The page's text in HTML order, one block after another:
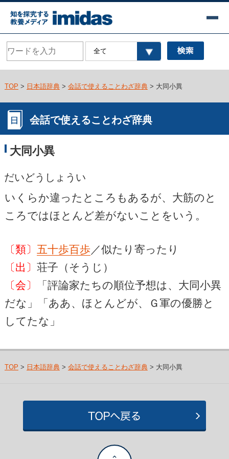
TOP > 日本語辞典> 会話で使えることわざ辞典> 大同小異
会話で使えることわざ辞典
大同小異
だいどうしょうい
いくらか違ったところもあるが、大筋のと
ころではほとんど差がないことをいう。
〔類〕 五十歩百歩／似たり寄ったり
〔出〕 荘子（そうじ）
〔会〕
「評論家たちの順位予想は、大同小異
だな」「ああ、ほとんどが、Ｇ軍の優勝と
してたな」
TOP > 日本語辞典> 会話で使えることわざ辞典> 大同小異